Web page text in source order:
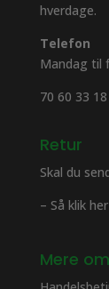
hverdage.
Telefon
Mandag til
70 60 33 18
Retur
Skal du
– Så klik her
Mere